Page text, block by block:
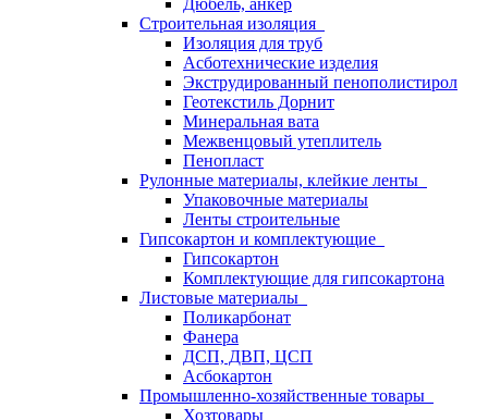
Дюбель, анкер
Строительная изоляция
Изоляция для труб
Асботехнические изделия
Экструдированный пенополистирол
Геотекстиль Дорнит
Минеральная вата
Межвенцовый утеплитель
Пенопласт
Рулонные материалы, клейкие ленты
Упаковочные материалы
Ленты строительные
Гипсокартон и комплектующие
Гипсокартон
Комплектующие для гипсокартона
Листовые материалы
Поликарбонат
Фанера
ДСП, ДВП, ЦСП
Асбокартон
Промышленно-хозяйственные товары
Хозтовары